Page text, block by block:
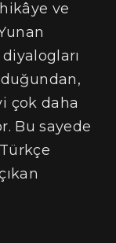
ve
çok daha
Bu sayede